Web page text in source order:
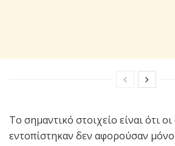
Το σημαντικό στοιχείο είναι ότι
εντοπίστηκαν δεν αφορούσαν